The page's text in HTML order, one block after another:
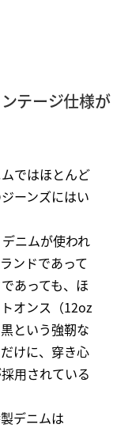
テージ仕様が
ではほとんど
ーンズにはい
ニムが使われ
ンドであって
あっても、ほ
オンス（12oz
という強靭な
けに、穿き心
用されている
デニムは